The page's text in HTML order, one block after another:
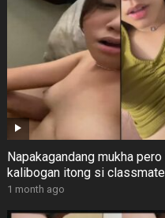
Napakagandang mukha
kalibogan itong si classmate
1 month ago